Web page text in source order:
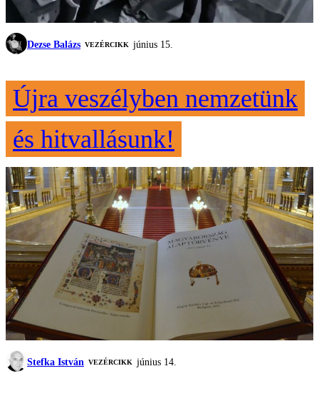
Dezse Balázs VEZÉRCIKK június 15.
Újra veszélyben nemzetünk
és hitvallásunk!
Stefka István VEZÉRCIKK június 14.